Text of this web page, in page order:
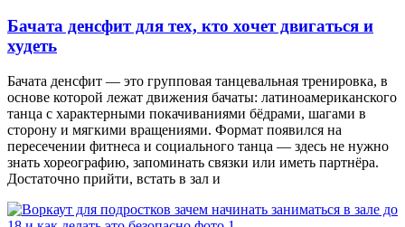
Бачата денсфит для тех, кто хочет двигаться и
худеть
Бачата денсфит — это групповая танцевальная тренировка, в
основе которой лежат движения бачаты: латиноамериканского
танца с характерными покачиваниями бёдрами, шагами в
сторону и мягкими вращениями. Формат появился на
пересечении фитнеса и социального танца — здесь не нужно
знать хореографию, запоминать связки или иметь партнёра.
Достаточно прийти, встать в зал и